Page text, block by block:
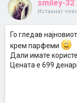
smiley-32
Истакнат
Го гледав
крем парфеми
Дали имате
Цената е 699